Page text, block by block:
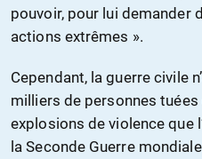
pouvoir, pour lui demander
actions extrêmes ».
Cependant, la guerre civile
milliers de personnes
explosions de violence que
la Seconde Guerre